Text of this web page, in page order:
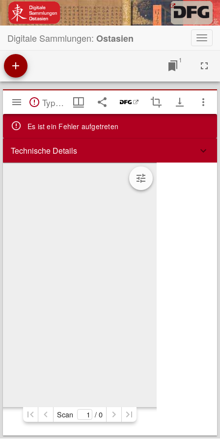
Digitale Sammlungen: Ostasien
1
Mirador
Viewer TypeError: Failed to fetch
Es ist ein Fehler aufgetreten
Technische Details
Scan / 0